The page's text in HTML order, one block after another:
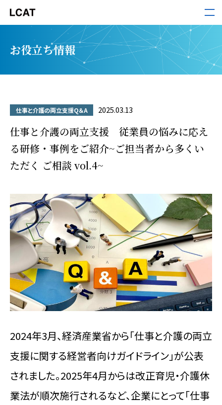
サービス
セミナー・ホワイトペーパー
お役立ち情報
お知らせ
会社概要
お問い合わせ
お役立ち情報
仕事と介護の両立支援Q＆A 2025.03.13
仕事と介護の両立支援 従業員の悩みに応え
る研修・事例をご紹介~ご担当者から多くい
ただく ご相談 vol.4~
2024年3月、経済産業省から「仕事と介護の両立
支援に関する経営者向けガイドライン」が公表
されました。2025年4月からは改正育児・介護休
業法が順次施行されるなど、企業にとって「仕事